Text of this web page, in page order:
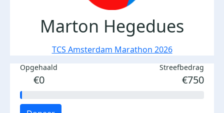
Marton Hegedues
TCS Amsterdam Marathon 2026
Opgehaald
€0
Streefbedrag
€750